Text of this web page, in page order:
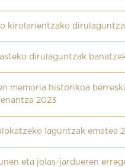
kirolarientzako
dirulaguntzak
memoria historikoa
2023
laguntzak ematea
eta jolas-jardueren